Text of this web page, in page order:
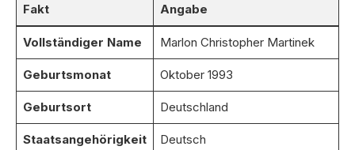
Fakt Angabe
Vollständiger Name Marlon Christopher Martinek
Geburtsmonat Oktober 1993
Geburtsort Deutschland
Staatsangehörigkeit Deutsch